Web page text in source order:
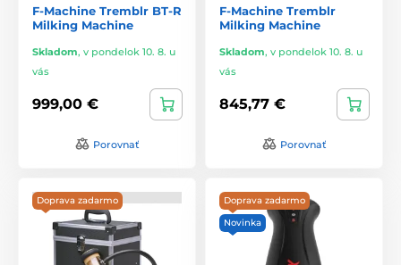
F-Machine Tremblr BT-R
Milking Machine
Skladom, v pondelok 10. 8. u
vás
999,00 €
Porovnať
F-Machine Tremblr
Milking Machine
Skladom, v pondelok 10. 8. u
vás
845,77 €
Porovnať
Doprava zadarmo
Doprava zadarmo
Novinka